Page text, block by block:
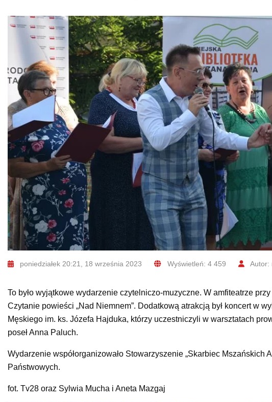
poniedziałek 20:21, 18 września 2023 Wyświetleń: 4 459 Autor:
To było wyjątkowe wydarzenie czytelniczo-muzyczne. W amfiteatrze
Czytanie powieści „Nad Niemnem”. Dodatkową atrakcją był koncert w
Męskiego im. ks. Józefa Hajduka, którzy uczestniczyli w warsztatach
poseł Anna Paluch.
Wydarzenie współorganizowało Stowarzyszenie „Skarbiec
Państwowych.
fot. Tv28 oraz Sylwia Mucha i Aneta Mazgaj